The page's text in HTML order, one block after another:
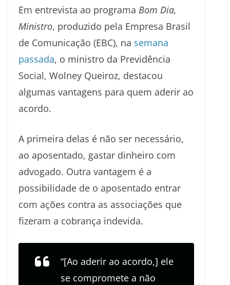
Em entrevista ao programa Bom Dia,
Ministro, produzido pela Empresa Brasil
de Comunicação (EBC), na semana
passada, o ministro da Previdência
Social, Wolney Queiroz, destacou
algumas vantagens para quem aderir ao
acordo.
A primeira delas é não ser necessário,
ao aposentado, gastar dinheiro com
advogado. Outra vantagem é a
possibilidade de o aposentado entrar
com ações contra as associações que
fizeram a cobrança indevida.
“[Ao aderir ao acordo,] ele
se compromete a não